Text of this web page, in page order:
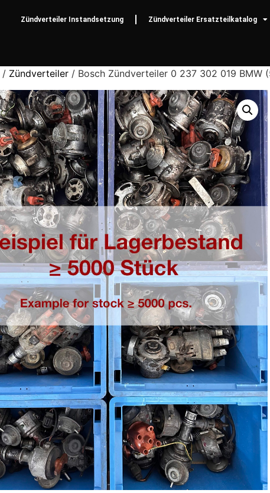
Zündverteiler Instandsetzung Zündverteiler Ersatzteilkatalog
/ Zündverteiler / Bosch Zündverteiler 0 237 302 019 BMW